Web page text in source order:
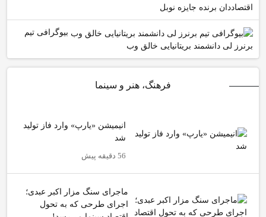
اقتصاددان برنده جایزه نوبل
بیوگرافی تیم
برنرز لی دانشمند بریتانیایی خالق وب
فرهنگ، هنر و سینما
انیمیشن «یارپ» وارد فاز تولید
شد
56 دقیقه پیش
ماجرای سنگ مزار اکبر عبدی؛
اجرای طرحی که به تحول